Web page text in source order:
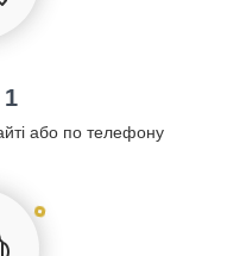
або по телефону